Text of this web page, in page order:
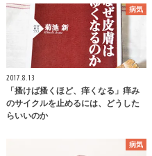
病気
2017.8.13
「搔けば搔くほど、痒くなる」痒み
のサイクルを止めるには、どうした
らいいのか
病気